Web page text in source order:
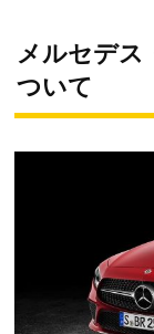
メルセデス
ついて